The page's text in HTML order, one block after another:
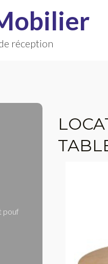
réception
pouf